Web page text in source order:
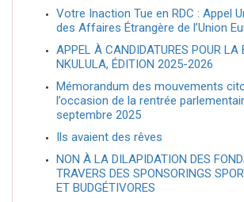
Votre Inaction Tue en RDC : Appel
des Affaires Étrangère de l’Union
APPEL À CANDIDATURES POUR LA
NKULULA, ÉDITION 2025-2026
Mémorandum des mouvements
l’occasion de la rentrée
septembre 2025
Ils avaient des rêves
NON À LA DILAPIDATION DES
TRAVERS DES SPONSORINGS
ET BUDGÉTIVORES